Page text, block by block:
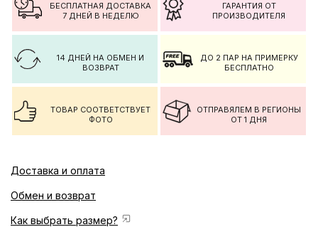
БЕСПЛАТНАЯ ДОСТАВКА
7 ДНЕЙ В НЕДЕЛЮ
ГАРАНТИЯ ОТ
ПРОИЗВОДИТЕЛЯ
14 ДНЕЙ НА ОБМЕН И
ВОЗВРАТ
ДО 2 ПАР НА ПРИМЕРКУ
БЕСПЛАТНО
ТОВАР СООТВЕТСТВУЕТ
ФОТО
ОТПРАВЯЛЕМ В РЕГИОНЫ
ОТ 1 ДНЯ
Доставка и оплата
Обмен и возврат
Как выбрать размер?